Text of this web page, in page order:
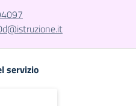
servizio